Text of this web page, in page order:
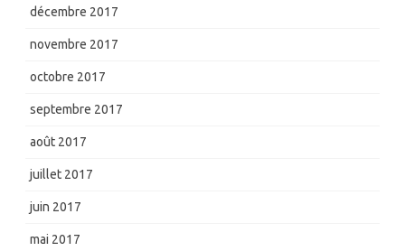
décembre 2017
novembre 2017
octobre 2017
septembre 2017
août 2017
juillet 2017
juin 2017
mai 2017